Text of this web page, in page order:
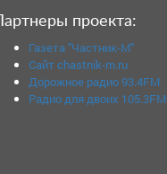
Партнеры проекта:
Газета "Частник-М"
Сайт chastnik-m.ru
Дорожное радио 93.4FM
Радио для двоих 105.3FM